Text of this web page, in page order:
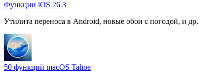
Функции iOS 26.3
Утилита переноса в Android, новые обои с погодой, и др.
50 функций macOS Tahoe